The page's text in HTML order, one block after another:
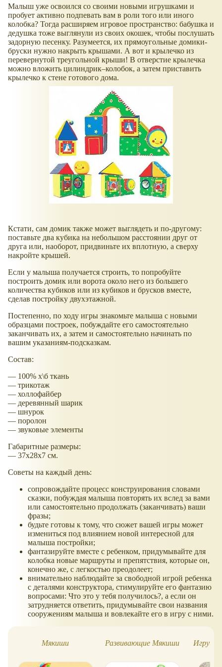
Малыш уже освоился со своими новыми игрушками и
пробует активно подпевать вам в роли того или иного
колобка? Тогда расширяем игровое пространство: бабушка и
дедушка тоже выглянули из своих окошек, чтобы послушать
задорную песенку. Разумеется, их прямоугольные домики-
бруски нужно накрыть крышами. А вот и крылечко из
перевернутой треугольной крыши! В отверстие крылечка
можно вложить цилиндрик–колобок, а затем приставить
крылечко к стене готового дома.
Кстати, сам домик также может выглядеть и по-другому:
поставьте два кубика на небольшом расстоянии друг от
друга или, наоборот, придвиньте их вплотную, а сверху
накройте крышей.
Если у малыша получается строить, то попробуйте
построить домик или ворота около него из большего
количества кубиков или из кубиков и брусков вместе,
сделав постройку двухэтажной.
Постепенно, по ходу игры знакомьте малыша с новыми
образцами построек, побуждайте его самостоятельно
заканчивать их, а затем и самостоятельно начинать по
вашим указаниям-подсказкам.
Состав:
— 100% х\б ткань
— трикотаж
— холлофайбер
— деревянный шарик
— шнурок
— поролон
— звуковые элементы
Габаритные размеры:
— 37x28x7 см.
Советы на каждый день:
сопровождайте процесс конструирования словами
сказки, побуждая малыша повторять их вслед за вами
или самостоятельно продолжать (заканчивать) ваши
фразы;
будьте готовы к тому, что сюжет вашей игры может
измениться под влиянием новой интересной для
малыша постройки;
фантазируйте вместе с ребенком, придумывайте для
колобка новые маршруты и препятствия, которые он,
конечно же, с легкостью преодолеет;
внимательно наблюдайте за свободной игрой ребенка
с деталями конструктора, стимулируйте его фантазию
вопросами: Что это у тебя получилось?, а если он
затрудняется ответить, придумывайте свои названия
сооружениям малыша и вовлекайте его в игру с ними.
Мякиши Развивающие Мякиши